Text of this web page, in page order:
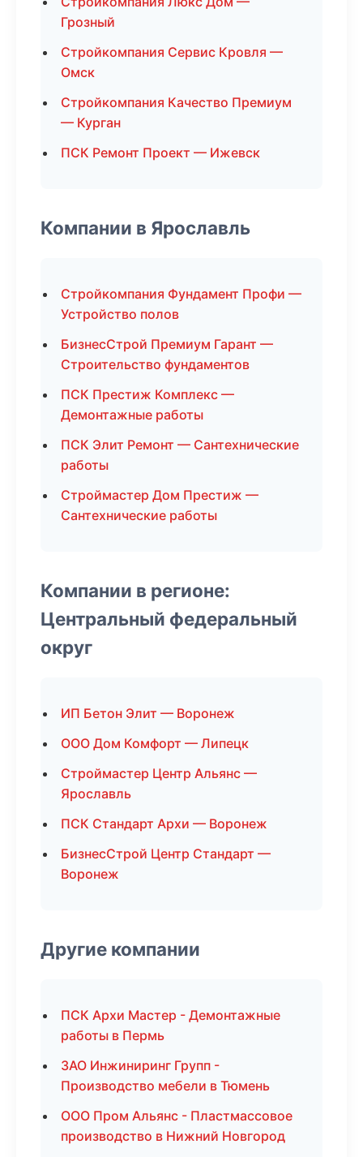
Грозный
Стройкомпания Сервис Кровля —
Омск
Стройкомпания Качество Премиум
— Курган
ПСК Ремонт Проект — Ижевск
Компании в Ярославль
Стройкомпания Фундамент Профи —
Устройство полов
БизнесСтрой Премиум Гарант —
Строительство фундаментов
ПСК Престиж Комплекс —
Демонтажные работы
ПСК Элит Ремонт — Сантехнические
работы
Строймастер Дом Престиж —
Сантехнические работы
Компании в регионе:
Центральный федеральный
округ
ИП Бетон Элит — Воронеж
ООО Дом Комфорт — Липецк
Строймастер Центр Альянс —
Ярославль
ПСК Стандарт Архи — Воронеж
БизнесСтрой Центр Стандарт —
Воронеж
Другие компании
ПСК Архи Мастер - Демонтажные
работы в Пермь
ЗАО Инжиниринг Групп -
Производство мебели в Тюмень
ООО Пром Альянс - Пластмассовое
производство в Нижний Новгород